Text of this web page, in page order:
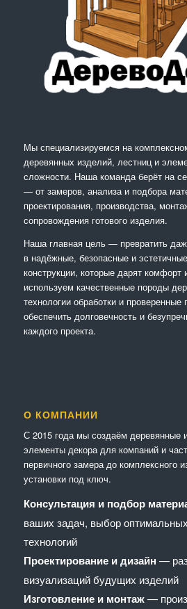
Мы специализируемся на
деревянных изделий, лестниц и
сложности. Наша команда берёт на
— от замеров, анализа и подбора
проектирования, производства,
сопровождения готового изделия.
Наша главная цель — превратить
в надёжные, безопасные и
конструкции, которые дарят
используем качественные породы
технологии обработки и проверенные
обеспечить долговечность и
каждого проекта.
О КОМПАНИИ
С 2015 года мы создаём деревянные
элементы декора для компаний и
первичного замера до комплексного
установки под ключ.
Консультация и подбор
ваших задач, выбор
технологий
Проектирование и дизайн —
визуализаций будущих изделий
Изготовление и монтаж—